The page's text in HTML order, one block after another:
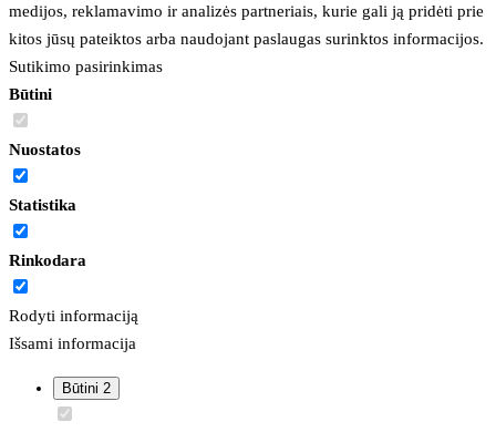
medijos, reklamavimo ir analizės partneriais, kurie gali ją pridėti prie
kitos jūsų pateiktos arba naudojant paslaugas surinktos informacijos.
Sutikimo pasirinkimas
Būtini
Nuostatos
Statistika
Rinkodara
Rodyti informaciją
Išsami informacija
Būtini 2